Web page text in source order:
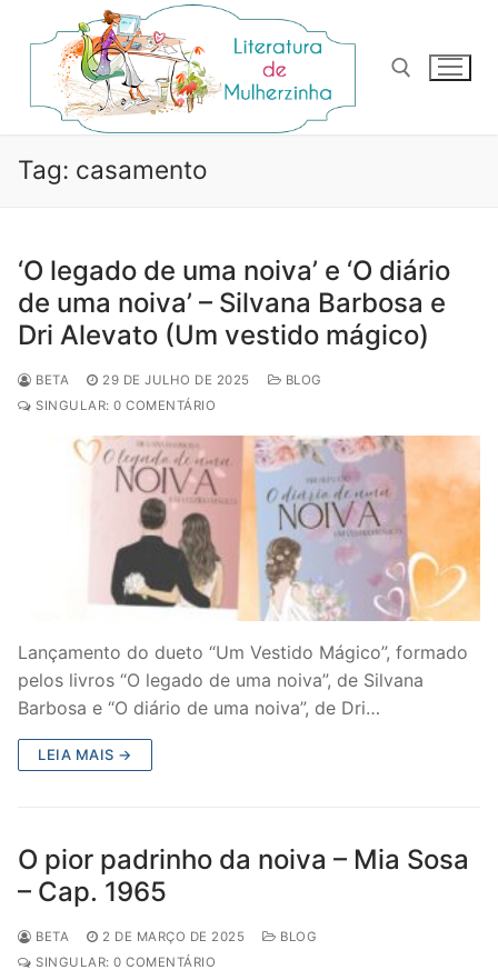
para
conteúdo
Tag: casamento
‘O legado de uma noiva’ e ‘O diário
de uma noiva’ – Silvana Barbosa e
Dri Alevato (Um vestido mágico)
BETA 29 DE JULHO DE 2025
BLOG
SINGULAR: 0 COMENTÁRIO
Lançamento do dueto “Um Vestido Mágico”, formado
pelos livros “O legado de uma noiva”, de Silvana
Barbosa e “O diário de uma noiva”, de Dri…
LEIA MAIS →
O pior padrinho da noiva – Mia Sosa
– Cap. 1965
BETA 2 DE MARÇO DE 2025
BLOG
SINGULAR: 0 COMENTÁRIO